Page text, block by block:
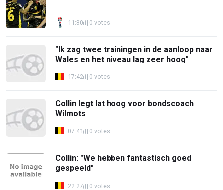
11:30 0 votes
"Ik zag twee trainingen in de aanloop naar
Wales en het niveau lag zeer hoog"
17:42 0 votes
Collin legt lat hoog voor bondscoach
Wilmots
07:41 0 votes
Collin: "We hebben fantastisch goed
gespeeld"
22:27 0 votes